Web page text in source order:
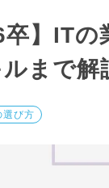
卒】IT
まで解
選び方